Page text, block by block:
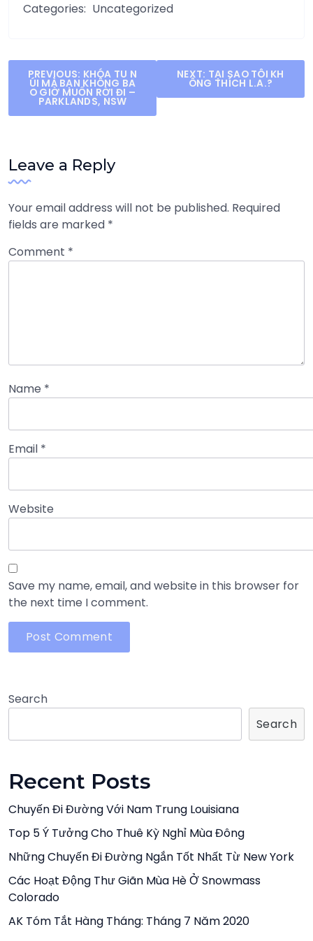
Categories: Uncategorized
Post
navigation
PREVIOUS: KHÓA TU N
ÚI MÀ BẠN KHÔNG BA
O GIỜ MUỐN RỜI ĐI –
PARKLANDS, NSW
NEXT: TẠI SAO TÔI KH
ÔNG THÍCH L.A.?
Leave a Reply
Your email address will not be published. Required
fields are marked *
Comment *
Name *
Email *
Website
Save my name, email, and website in this browser for
the next time I comment.
Search
Search
Recent Posts
Chuyến Đi Đường Với Nam Trung Louisiana
Top 5 Ý Tưởng Cho Thuê Kỳ Nghỉ Mùa Đông
Những Chuyến Đi Đường Ngắn Tốt Nhất Từ New York
Các Hoạt Động Thư Giãn Mùa Hè Ở Snowmass
Colorado
AK Tóm Tắt Hàng Tháng: Tháng 7 Năm 2020